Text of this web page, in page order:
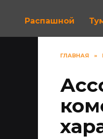
Распашной
ГЛАВНАЯ »